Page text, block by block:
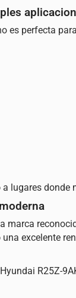
es perfecta
lugares donde
marca
excelente
R25Z-